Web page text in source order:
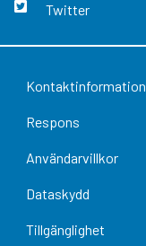
Twitter
Kontaktinformation
Respons
Användarvillkor
Dataskydd
Tillgänglighet